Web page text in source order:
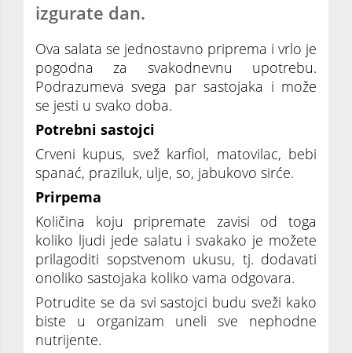
izgurate dan.
Ova salata se jednostavno priprema i vrlo je
pogodna za svakodnevnu upotrebu.
Podrazumeva svega par sastojaka i može
se jesti u svako doba.
Potrebni sastojci
Crveni kupus, svež karfiol, matovilac, bebi
spanać, praziluk, ulje, so, jabukovo sirće.
Prirpema
Količina koju pripremate zavisi od toga
koliko ljudi jede salatu i svakako je možete
prilagoditi sopstvenom ukusu, tj. dodavati
onoliko sastojaka koliko vama odgovara.
Potrudite se da svi sastojci budu sveži kako
biste u organizam uneli sve nephodne
nutrijente.